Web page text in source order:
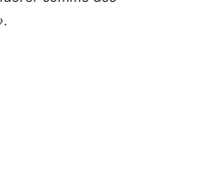
.